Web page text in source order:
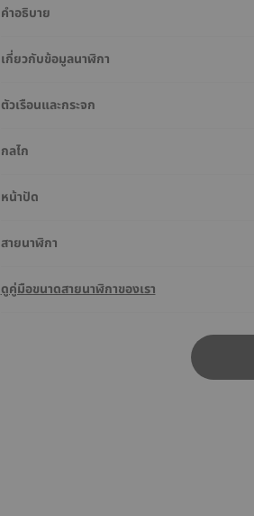
คำอธิบาย
เกี่ยวกับข้อมูลนาฬิกา
ตัวเรือนและกระจก
กลไก
หน้าปัด
สายนาฬิกา
ดูคู่มือขนาดสายนาฬิกาของเรา